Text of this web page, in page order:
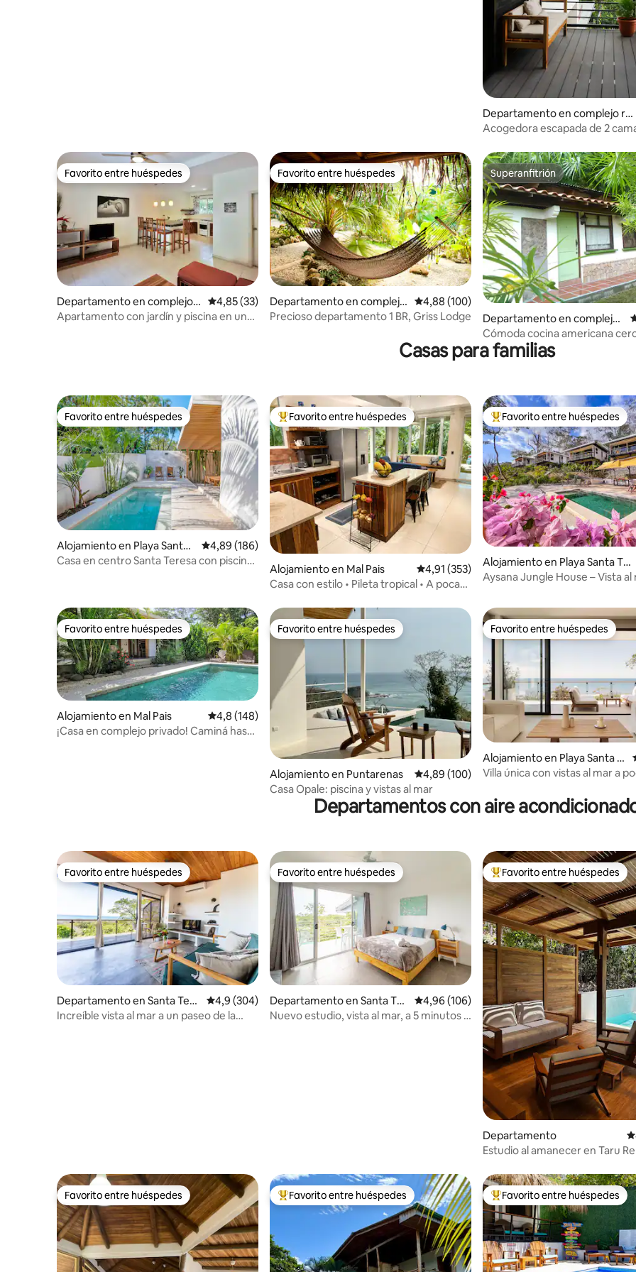
Departamento en complejo re
sidencial en Santa Teresa
Acogedora escapada de 2
Favorito entre huéspedes
Favorito entre huéspedes
Departamento en complejo r
esidencial en Santa Teresa
Calificación promedio: 4,85 de 5. 33 evaluaciones
4,85 (33)
Apartamento con jardín y piscina en una
Favorito entre huéspedes
Favorito entre huéspedes
Departamento en complejo
residencial en Santa Teresa
Calificación promedio: 4,88 de 5. 100
4,88 (100)
Precioso departamento 1 BR, Griss Lodge
Superanfitrión
Superanfitrión
Departamento en complejo
residencial en Montezuma
Cómoda cocina americana
playa (habitación 12)
Casas para familias
Favorito entre huéspedes
Favorito entre huéspedes
Alojamiento en Playa Santa
Teresa
Calificación promedio: 4,89 de 5. 186 evaluaciones
4,89 (186)
Casa en centro Santa Teresa con piscina
Favorito entre los huéspedes más destacados
Favorito entre huéspedes
Alojamiento en Mal Pais Calificación promedio: 4,91 de 5. 353
4,91 (353)
Casa con estilo • Pileta tropical • A poca
Favorito entre los huéspedes
Favorito entre huéspedes
Alojamiento en Playa Santa Te
resa
Aysana Jungle House – Vista al
Favorito entre huéspedes
Favorito entre huéspedes
Alojamiento en Mal Pais Calificación promedio: 4,8 de 5. 148 evaluaciones
4,8 (148)
¡Casa en complejo privado! Caminá hasta
Favorito entre huéspedes
Favorito entre huéspedes
Alojamiento en Puntarenas Calificación promedio: 4,89 de 5. 100
4,89 (100)
Casa Opale: piscina y vistas al mar
Favorito entre huéspedes
Favorito entre huéspedes
Alojamiento en Playa Santa T
eresa
Villa única con vistas al mar a
Departamentos con aire
Favorito entre huéspedes
Favorito entre huéspedes
Departamento en Santa Tere
sa
Calificación promedio: 4,9 de 5. 304 evaluaciones
4,9 (304)
Increíble vista al mar a un paseo de la
Favorito entre huéspedes
Favorito entre huéspedes
Departamento en Santa Ter
esa
Calificación promedio: 4,96 de 5. 106
4,96 (106)
Nuevo estudio, vista al mar, a 5 minutos a
Favorito entre los huéspedes
Favorito entre huéspedes
Departamento
Estudio al amanecer en Taru
Favorito entre huéspedes
Favorito entre huéspedes Favorito entre los huéspedes más destacados
Favorito entre huéspedes Favorito entre los huéspedes
Favorito entre huéspedes